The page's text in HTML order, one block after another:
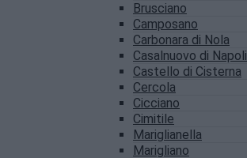
Brusciano
Camposano
Carbonara di Nola
Casalnuovo di Napoli
Castello di Cisterna
Cercola
Cicciano
Cimitile
Mariglianella
Marigliano